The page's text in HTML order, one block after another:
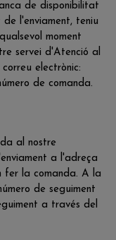
de disponibilitat
l'enviament, teniu
moment
servei d'Atenció al
electrònic:
de comanda.
al nostre
a l'adreça
fer la comanda. A la
de seguiment
a través del